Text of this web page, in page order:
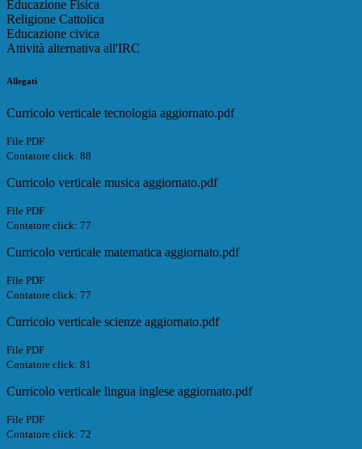
Educazione Fisica
Religione Cattolica
Educazione civica
Attività alternativa all'IRC
Allegati
Curricolo verticale tecnologia aggiornato.pdf
File PDF
Contatore click: 88
Curricolo verticale musica aggiornato.pdf
File PDF
Contatore click: 77
Curricolo verticale matematica aggiornato.pdf
File PDF
Contatore click: 77
Curricolo verticale scienze aggiornato.pdf
File PDF
Contatore click: 81
Curricolo verticale lingua inglese aggiornato.pdf
File PDF
Contatore click: 72